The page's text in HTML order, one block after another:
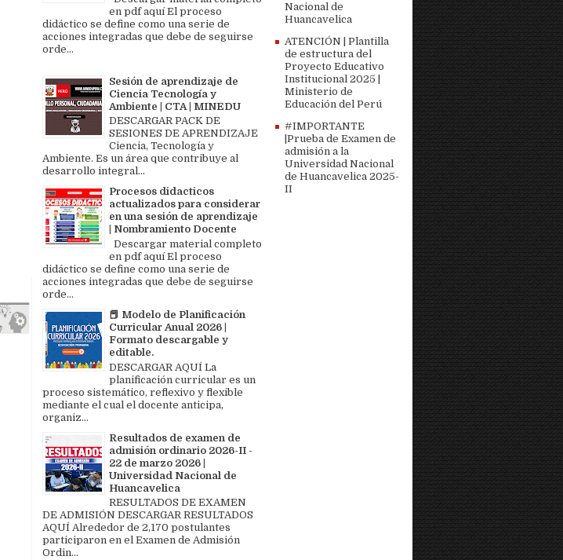
en pdf aquí El proceso
didáctico se define como una serie de
acciones integradas que debe de seguirse
orde...
Sesión de aprendizaje de
Ciencia Tecnología y
Ambiente | CTA | MINEDU
DESCARGAR PACK DE
SESIONES DE APRENDIZAJE
Ciencia, Tecnología y
Ambiente. Es un área que contribuye al
desarrollo integral...
Procesos didacticos
actualizados para considerar
en una sesión de aprendizaje
| Nombramiento Docente
Descargar material completo
en pdf aquí El proceso
didáctico se define como una serie de
acciones integradas que debe de seguirse
orde...
📕 Modelo de Planificación
Curricular Anual 2026 |
Formato descargable y
editable.
DESCARGAR AQUÍ La
planificación curricular es un
proceso sistemático, reflexivo y flexible
mediante el cual el docente anticipa,
organiz...
Resultados de examen de
admisión ordinario 2026-II -
22 de marzo 2026 |
Universidad Nacional de
Huancavelica
RESULTADOS DE EXAMEN
DE ADMISIÓN DESCARGAR RESULTADOS
AQUÍ Alrededor de 2,170 postulantes
participaron en el Examen de Admisión
Ordin...
Nacional de
Huancavelica
ATENCIÓN | Plantilla
de estructura del
Proyecto Educativo
Institucional 2025 |
Ministerio de
Educación del Perú
#IMPORTANTE
|Prueba de Examen de
admisión a la
Universidad Nacional
de Huancavelica 2025-
II